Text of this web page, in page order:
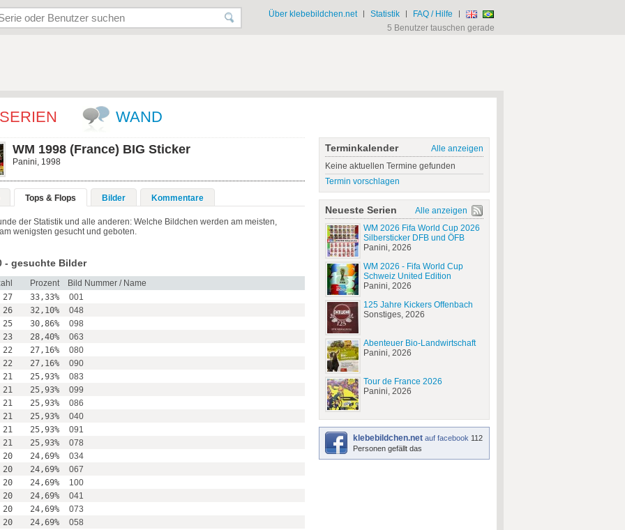
Über klebebildchen.net | Statistik | FAQ / Hilfe |
5 Benutzer tauschen gerade
SERIEN WAND
WM 1998 (France) BIG Sticker
Panini, 1998
Tops & Flops Bilder Kommentare
der Statistik und alle anderen: Welche Bildchen werden am meisten,
wenigsten gesucht und geboten.
- gesuchte Bilder
Prozent
Bild Nummer / Name
27
33,33%
001
26
32,10%
048
25
30,86%
098
23
28,40%
063
22
27,16%
080
22
27,16%
090
21
25,93%
083
21
25,93%
099
21
25,93%
086
21
25,93%
040
21
25,93%
091
21
25,93%
078
20
24,69%
034
20
24,69%
067
20
24,69%
100
20
24,69%
041
20
24,69%
073
20
24,69%
058
Terminkalender
Alle anzeigen
Keine aktuellen Termine gefunden
Termin vorschlagen
Neueste Serien
Alle anzeigen
WM 2026 Fifa World Cup 2026
Silbersticker DFB und ÖFB
Panini, 2026
WM 2026 - Fifa World Cup
Schweiz United Edition
Panini, 2026
125 Jahre Kickers Offenbach
Sonstiges, 2026
Abenteuer Bio-Landwirtschaft
Panini, 2026
Tour de France 2026
Panini, 2026
klebebildchen.netauf facebook 112
Personen gefällt das